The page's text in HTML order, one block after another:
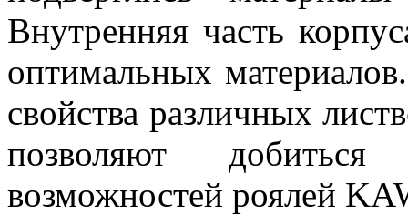
Внутренняя часть
оптимальных
свойства различных
позволяют
возможностей роялей